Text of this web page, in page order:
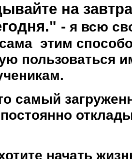
на
- я всю
этим
пользоваться
самый
начать